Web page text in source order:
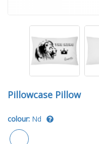
Pillowcase Pillow
colour: Nd